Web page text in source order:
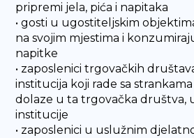
pripremi jela, pića i napitaka
• gosti u ugostiteljskim
na svojim mjestima i
napitke
• zaposlenici trgovačkih
institucija koji rade sa
dolaze u ta trgovačka društva,
institucije
• zaposlenici u uslužnim